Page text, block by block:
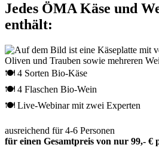
Jedes ÖMA Käse und
enthält:
🍽 4 Sorten Bio-Käse
🍽 4 Flaschen Bio-Wein
🍽 Live-Webinar mit zwei Experten
ausreichend für 4-6 Personen
für einen Gesamtpreis von nur 99,- €